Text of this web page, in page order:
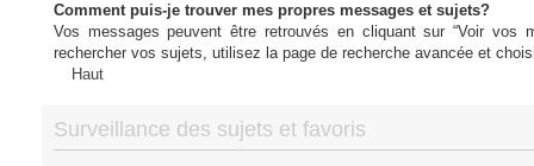
Comment puis-je trouver mes propres messages et sujets?
Vos messages peuvent être retrouvés en cliquant sur “Voir vos
rechercher vos sujets, utilisez la page de recherche avancée et
Haut
Surveillance des sujets et favoris